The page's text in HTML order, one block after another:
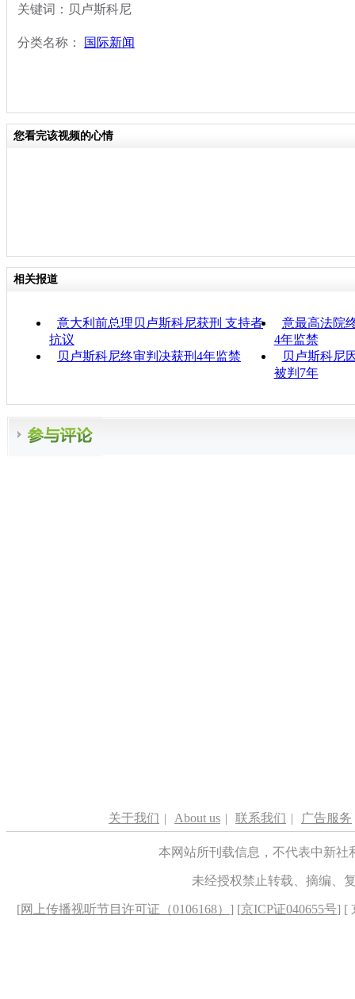
关键词：贝卢斯科尼
分类名称： 国际新闻
您看完该视频的心情
相关报道
意大利前总理贝卢斯科尼获刑 支持者
抗议
意最高法院
4年监禁
贝卢斯科尼终审判决获刑4年监禁
贝卢斯科尼
被判7年
关于我们 | About us | 联系我们 | 广告服务
本网站所刊载信息，不代表中新
未经授权禁止转载、摘编、
[网上传播视听节目许可证（0106168） ] [京ICP证040655号] [